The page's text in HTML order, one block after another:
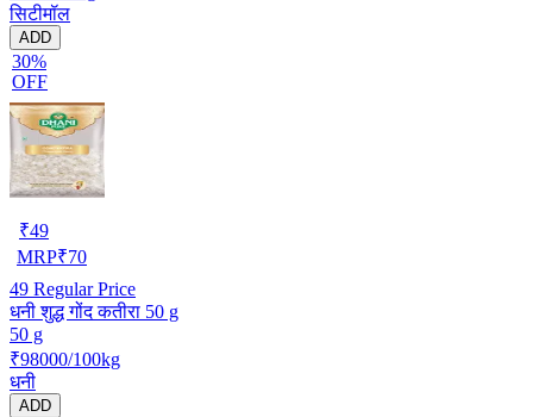
सिटीमॉल
ADD
30%
OFF
₹49
MRP₹70
49 Regular Price
धनी शुद्ध गोंद कतीरा 50 g
50 g
₹98000/100kg
धनी
ADD